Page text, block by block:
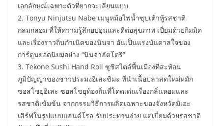
เอกลักษณ์เฉพาะตัวที่ยากจะเลียนแบบ
​2. Tonyu Ninjutsu Nabe เมนูหม้อไฟน้ำซุปเต้าหู้รสชาติ
กลมกล่อม ที่ให้ความรู้สึกอบอุ่นและดีต่อสุขภาพ เปี่ยมด้วยกิมมิค
และเรื่องราวถิ่นกำเนิดของนินจา อันเป็นแรงบันดาลใจของ
การ์ตูนยอดนิยมอย่าง “นินจาฮัตโตริ”
​3. Tekone Sushi Hand Roll ซูชิสไตล์พื้นเมืองที่สะท้อน
ภูมิปัญญาของชาวประมงอิเสะชิมะ ที่นำเนื้อปลาสดใหม่หมัก
ซอสโชยุอิเสะ ซอสโชยุท้องถิ่นที่โดดเด่นเรื่องกลิ่นหอมและ
รสชาติเข้มข้น จากกรรมวิธีการผลิตเฉพาะของจังหวัดมิเอะ
เสิร์ฟในรูปแบบแฮนด์โรล รับประทานง่าย แต่เปี่ยมด้วยรสชาติ